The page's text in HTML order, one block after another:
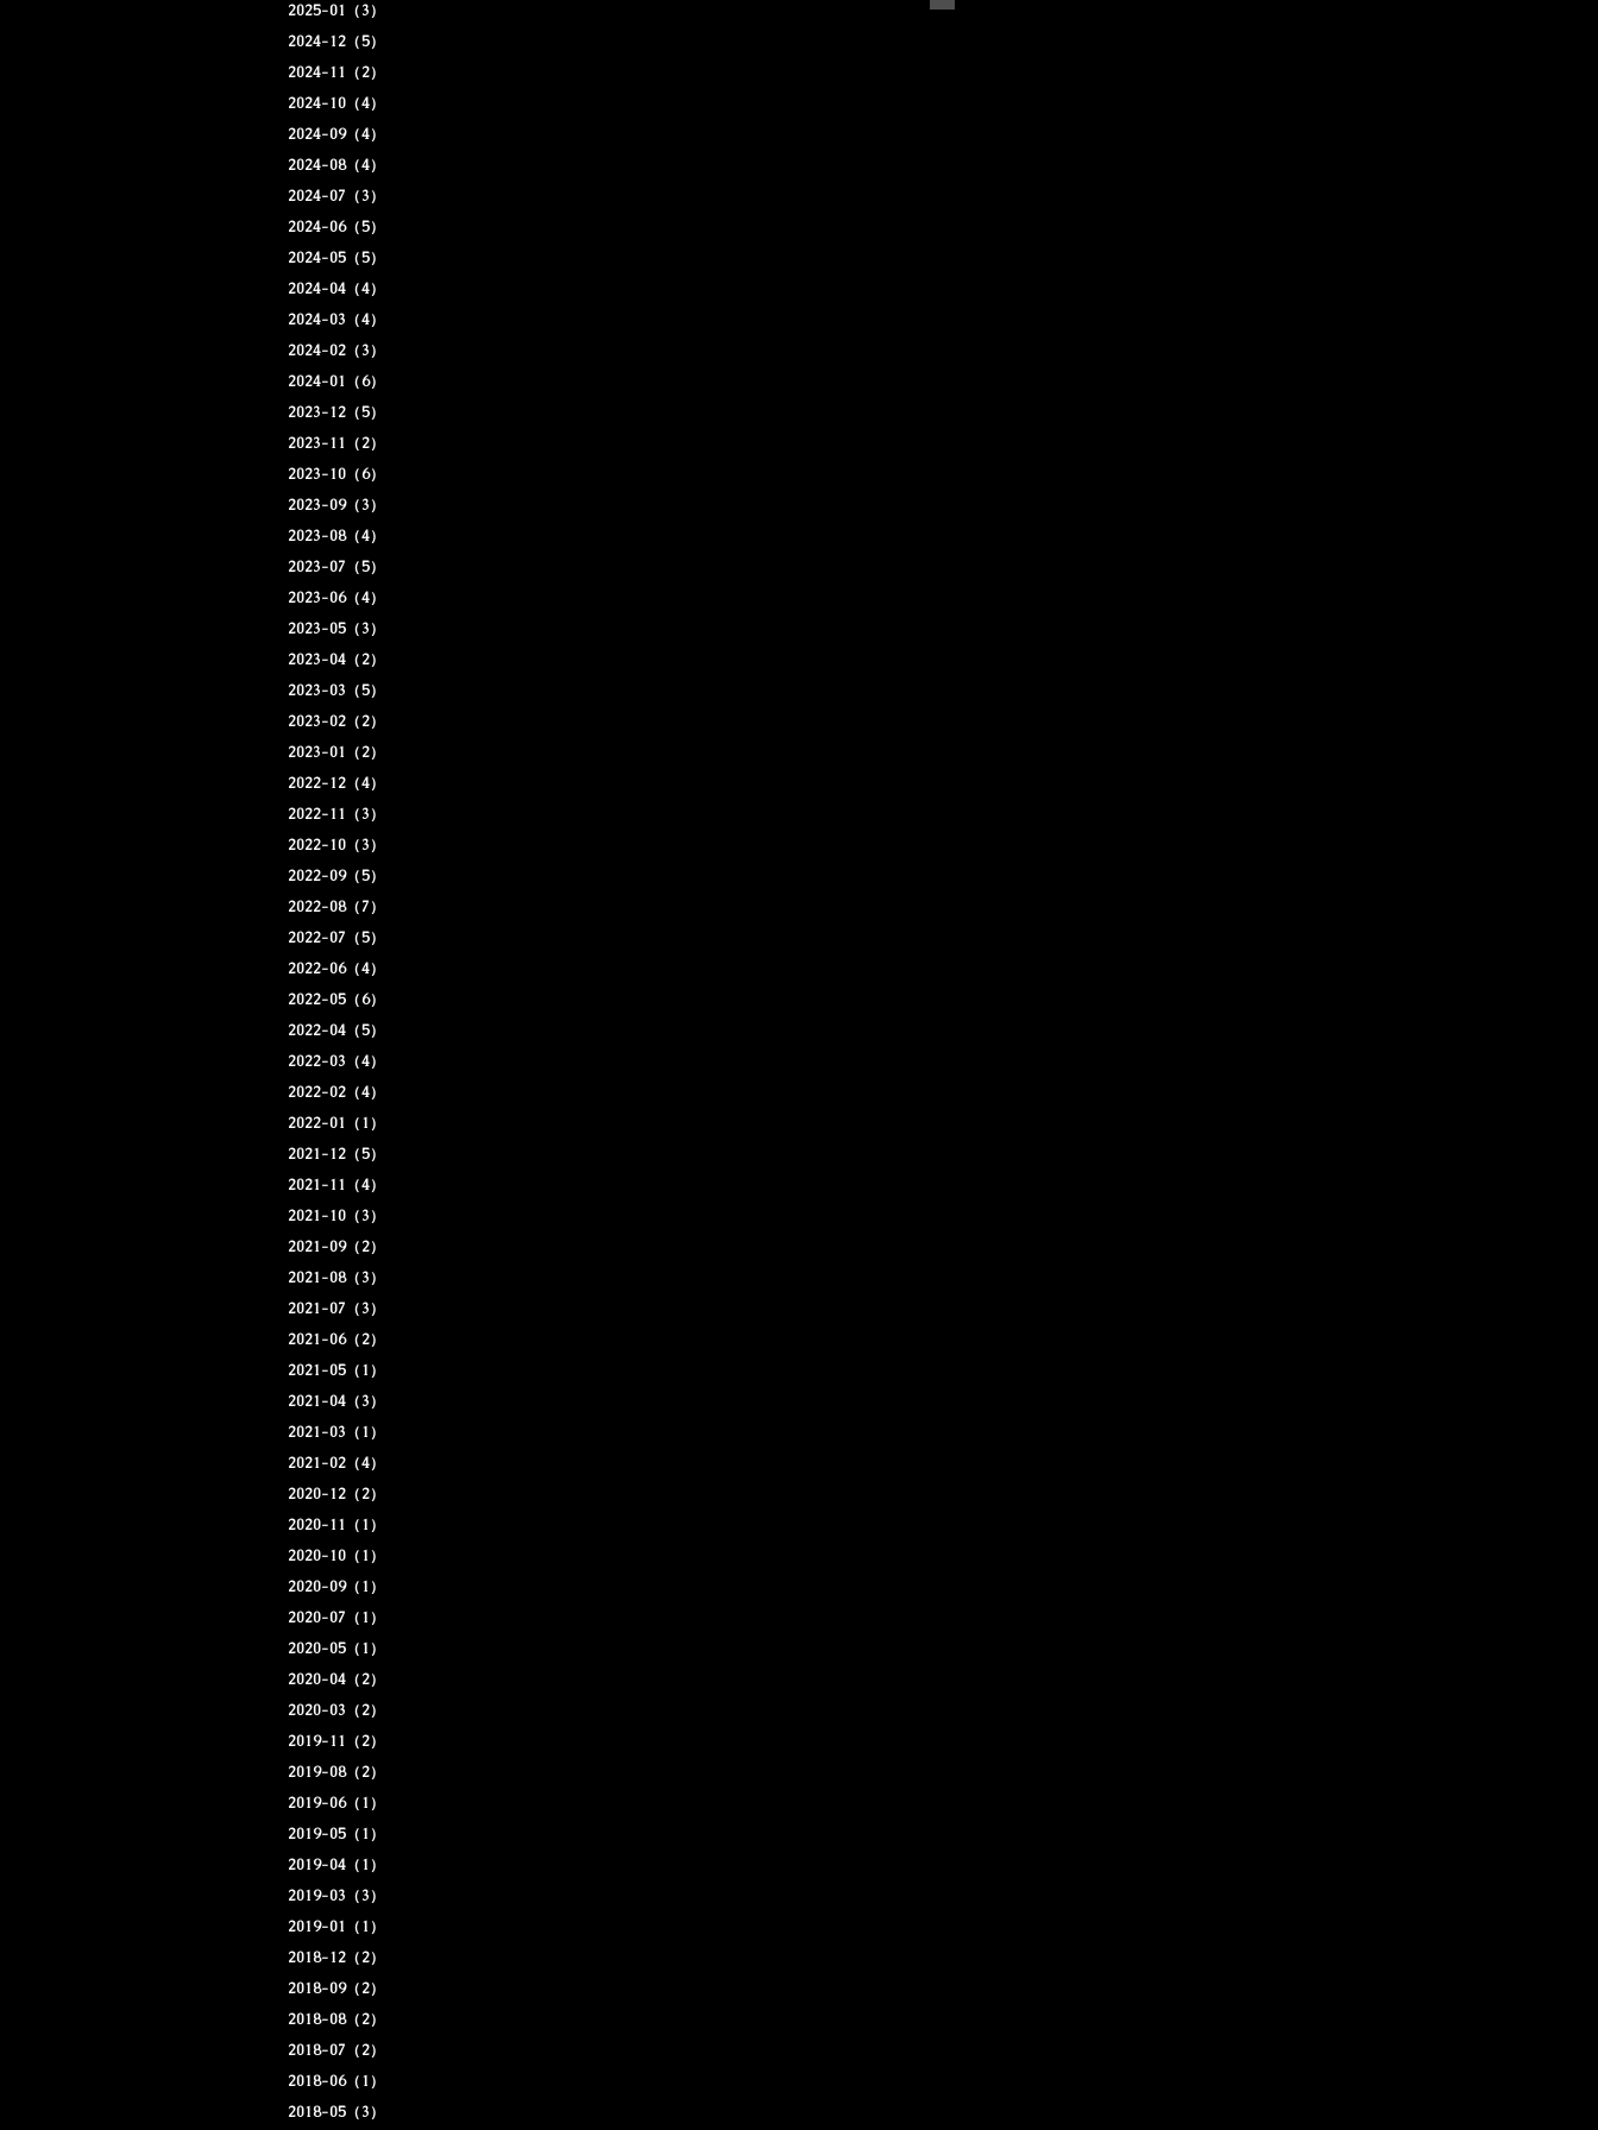
2025-01（3）
2024-12（5）
2024-11（2）
2024-10（4）
2024-09（4）
2024-08（4）
2024-07（3）
2024-06（5）
2024-05（5）
2024-04（4）
2024-03（4）
2024-02（3）
2024-01（6）
2023-12（5）
2023-11（2）
2023-10（6）
2023-09（3）
2023-08（4）
2023-07（5）
2023-06（4）
2023-05（3）
2023-04（2）
2023-03（5）
2023-02（2）
2023-01（2）
2022-12（4）
2022-11（3）
2022-10（3）
2022-09（5）
2022-08（7）
2022-07（5）
2022-06（4）
2022-05（6）
2022-04（5）
2022-03（4）
2022-02（4）
2022-01（1）
2021-12（5）
2021-11（4）
2021-10（3）
2021-09（2）
2021-08（3）
2021-07（3）
2021-06（2）
2021-05（1）
2021-04（3）
2021-03（1）
2021-02（4）
2020-12（2）
2020-11（1）
2020-10（1）
2020-09（1）
2020-07（1）
2020-05（1）
2020-04（2）
2020-03（2）
2019-11（2）
2019-08（2）
2019-06（1）
2019-05（1）
2019-04（1）
2019-03（3）
2019-01（1）
2018-12（2）
2018-09（2）
2018-08（2）
2018-07（2）
2018-06（1）
2018-05（3）